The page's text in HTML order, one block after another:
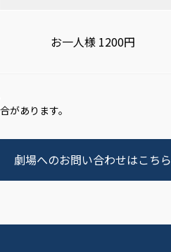
お一人様 1200円
があります。
劇場へのお問い合わせはこちら